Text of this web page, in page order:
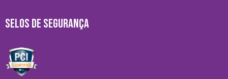
SELOS DE SEGURANÇA